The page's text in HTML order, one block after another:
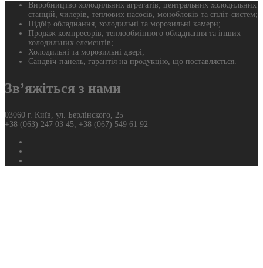
Виробництво холодильних агрегатів, центральних холодильних
станцій, чилерів, теплових насосів, моноблоків та спліт-систем;
Підбір обладнання, холодильні та морозильні камери;
Продаж компресорів, теплообмінного обладнання та інших
холодильних елементів;
Холодильні та морозильні двері;
Сандвіч-панель, гарантія на продукцію, що поставляється.
Зв’яжіться з нами
03060 г. Київ, ул. Берлінского, 25
+38 (063) 247 03 45, +38 (067) 549 61 92